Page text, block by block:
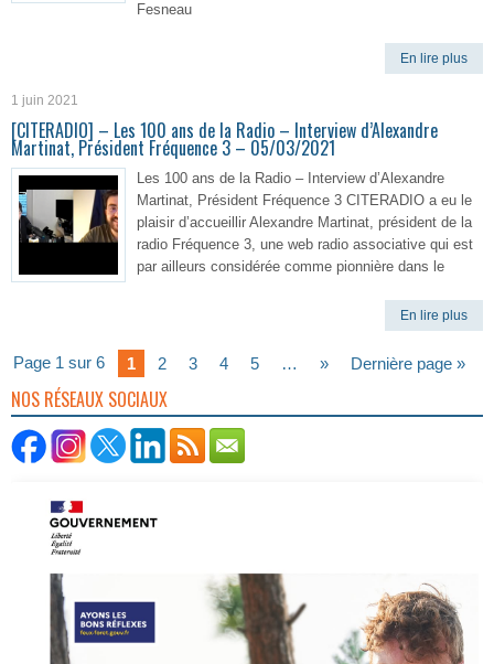
Fesneau
En lire plus
1 juin 2021
[CITERADIO] – Les 100 ans de la Radio – Interview d’Alexandre
Martinat, Président Fréquence 3 – 05/03/2021
Les 100 ans de la Radio – Interview d’Alexandre
Martinat, Président Fréquence 3 CITERADIO a eu le
plaisir d’accueillir Alexandre Martinat, président de la
radio Fréquence 3, une web radio associative qui est
par ailleurs considérée comme pionnière dans le
En lire plus
Page 1 sur 6 1 2 3 4 5 … » Dernière page »
NOS RÉSEAUX SOCIAUX